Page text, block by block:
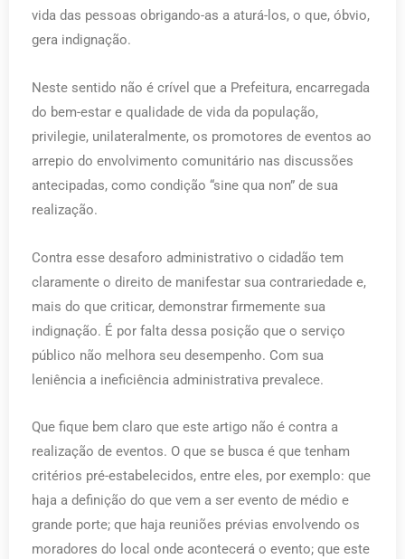
vida das pessoas obrigando-as a aturá-los, o que, óbvio,
gera indignação.
Neste sentido não é crível que a Prefeitura, encarregada
do bem-estar e qualidade de vida da população,
privilegie, unilateralmente, os promotores de eventos ao
arrepio do envolvimento comunitário nas discussões
antecipadas, como condição “sine qua non” de sua
realização.
Contra esse desaforo administrativo o cidadão tem
claramente o direito de manifestar sua contrariedade e,
mais do que criticar, demonstrar firmemente sua
indignação. É por falta dessa posição que o serviço
público não melhora seu desempenho. Com sua
leniência a ineficiência administrativa prevalece.
Que fique bem claro que este artigo não é contra a
realização de eventos. O que se busca é que tenham
critérios pré-estabelecidos, entre eles, por exemplo: que
haja a definição do que vem a ser evento de médio e
grande porte; que haja reuniões prévias envolvendo os
moradores do local onde acontecerá o evento; que este